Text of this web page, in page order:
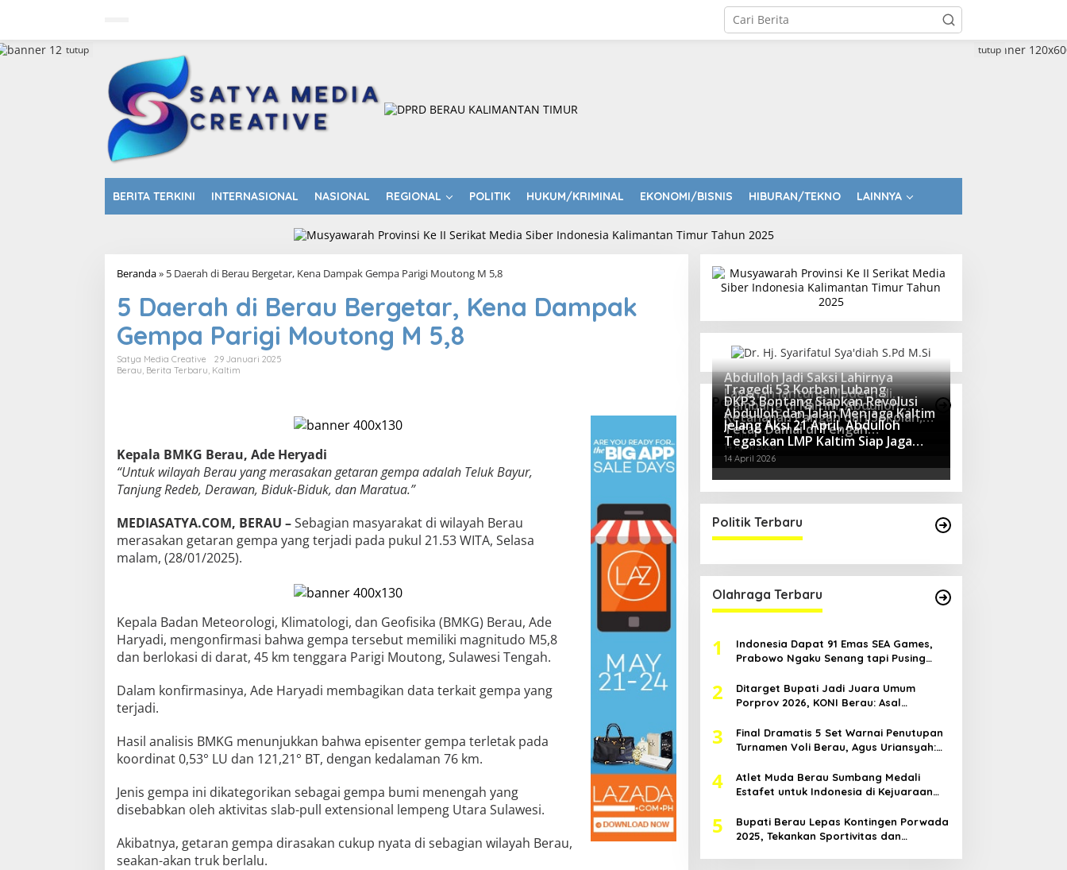
a
BERITA TERKINI INTERNASIONAL NASIONAL REGIONAL POLITIK HUKUM/KRIMINAL EKONOMI/BISNIS HIBURAN/TEKNO LAINNYA
tutup tutup
Beranda» 5 Daerah di Berau Bergetar, Kena Dampak Gempa Parigi Moutong M 5,8
5 Daerah di Berau Bergetar, Kena Dampak
Gempa Parigi Moutong M 5,8
Satya Media Creative
29 Januari 2025
Berau Berita Terbaru Kaltim
Kepala BMKG Berau, Ade Heryadi
“Untuk wilayah Berau yang merasakan getaran gempa adalah Teluk Bayur,
Tanjung Redeb, Derawan, Biduk-Biduk, dan Maratua.”
MEDIASATYA.COM, BERAU –Sebagian masyarakat di wilayah Berau
merasakan getaran gempa yang terjadi pada pukul 21.53 WITA, Selasa
malam, (28/01/2025).
Kepala Badan Meteorologi, Klimatologi, dan Geofisika (BMKG) Berau, Ade
Haryadi, mengonfirmasi bahwa gempa tersebut memiliki magnitudo M5,8
dan berlokasi di darat, 45 km tenggara Parigi Moutong, Sulawesi Tengah.
Dalam konfirmasinya, Ade Haryadi membagikan data terkait gempa yang
terjadi.
Hasil analisis BMKG menunjukkan bahwa episenter gempa terletak pada
koordinat 0,53° LU dan 121,21° BT, dengan kedalaman 76 km.
Jenis gempa ini dikategorikan sebagai gempa bumi menengah yang
disebabkan oleh aktivitas slab-pull extensional lempeng Utara Sulawesi.
Akibatnya, getaran gempa dirasakan cukup nyata di sebagian wilayah Berau,
seakan-akan truk berlalu.
Pemerintahan
Abdulloh Jadi Saksi Lahirnya
Layanan Jantung Modern di
Balikpapan: Jawaban Kebutuhan
Rakyat
24 Juni 2026
Tragedi 53 Korban Lubang
Tambang di Kaltim, Abdulloh
Desak Perbaikan Total Tata Kelola
8 Juni 2026
DKP3 Bontang Siapkan Revolusi
Ketahanan Pangan dari Sekolah,
Smartani Jadi Senjata
7 Juni 2026
Abdulloh dan Jalan Menjaga Kaltim
Tetap Damai di Tengah
Gelombang Aksi 21 April
14 April 2026
Jelang Aksi 21 April, Abdulloh
Tegaskan LMP Kaltim Siap Jaga
Kondusifitas Bersama TNI-Polri
14 April 2026
Politik Terbaru
Olahraga Terbaru
1
Indonesia Dapat 91 Emas SEA Games,
Prabowo Ngaku Senang tapi Pusing
2
Ditarget Bupati Jadi Juara Umum
Porprov 2026, KONI Berau: Asal
3
Final Dramatis 5 Set Warnai Penutupan
Turnamen Voli Berau, Agus Uriansyah:
4
Atlet Muda Berau Sumbang Medali
Estafet untuk Indonesia di Kejuaraan
5
Bupati Berau Lepas Kontingen Porwada
2025, Tekankan Sportivitas dan